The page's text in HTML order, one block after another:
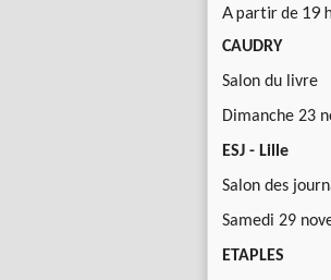
A partir de 19 h
CAUDRY
Salon du livre
Dimanche 23
ESJ - Lille
Salon des
Samedi 29
ETAPLES